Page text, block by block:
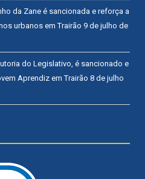
da Zane é sancionada e reforça a
urbanos em Trairão 9 de julho de
do Legislativo, é sancionado e
Aprendiz em Trairão 8 de julho